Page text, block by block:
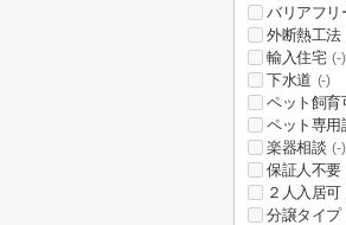
バリアフリ
外断熱工法
輸入住宅 (-)
下水道 (-)
ペット飼育
ペット専用
楽器相談 (-)
保証人不要
２人入居可
分譲タイプ